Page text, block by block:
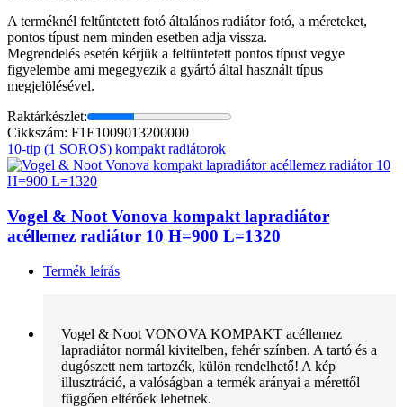
A terméknél feltűntetett fotó általános radiátor fotó, a méreteket,
pontos típust nem minden esetben adja vissza.
Megrendelés esetén kérjük a feltüntetett pontos típust vegye
figyelembe ami megegyezik a gyártó által használt típus
megjelölésével.
Raktárkészlet:
Cikkszám: F1E1009013200000
10-tip (1 SOROS) kompakt radiátorok
Vogel & Noot Vonova kompakt lapradiátor
acéllemez radiátor 10 H=900 L=1320
Termék leírás
Vogel & Noot VONOVA KOMPAKT acéllemez
lapradiátor normál kivitelben, fehér színben. A tartó és a
dugószett nem tartozék, külön rendelhető! A kép
illusztráció, a valóságban a termék arányai a mérettől
függően eltérőek lehetnek.